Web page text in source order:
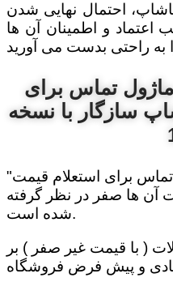
احتمال نهایی شدن
و اطمینان آن ها
تماس برای
سازگار با نسخه
برای استعلام قیمت"
آن ها صفر در نظر گرفته
شده است.
( با قیمت غیر صفر ) بر
و پیش فرض فروشگاه